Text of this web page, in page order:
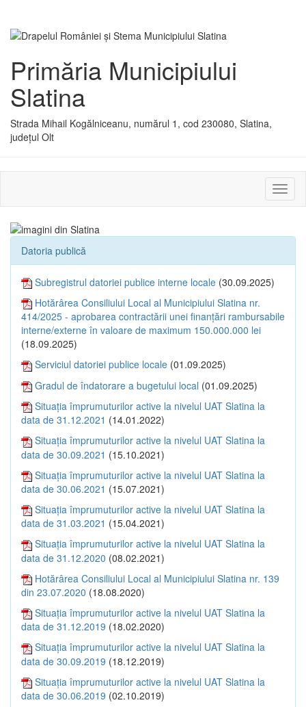
Primăria Municipiului
Slatina
Strada Mihail Kogălniceanu, numărul 1, cod 230080, Slatina,
județul Olt
sau
Datoria publică
Subregistrul datoriei publice interne locale (30.09.2025)
Hotărârea Consiliului Local al Municipiului Slatina nr.
414/2025 - aprobarea contractării unei finanțări rambursabile
interne/externe în valoare de maximum 150.000.000 lei
(18.09.2025)
Serviciul datoriei publice locale (01.09.2025)
Gradul de îndatorare a bugetului local (01.09.2025)
Situația împrumuturilor active la nivelul UAT Slatina la
data de 31.12.2021 (14.01.2022)
Situația împrumuturilor active la nivelul UAT Slatina la
data de 30.09.2021 (15.10.2021)
Situația împrumuturilor active la nivelul UAT Slatina la
data de 30.06.2021 (15.07.2021)
Situația împrumuturilor active la nivelul UAT Slatina la
data de 31.03.2021 (15.04.2021)
Situația împrumuturilor active la nivelul UAT Slatina la
data de 31.12.2020 (08.02.2021)
Hotărârea Consiliului Local al Municipiului Slatina nr. 139
din 23.07.2020 (18.08.2020)
Situația împrumuturilor active la nivelul UAT Slatina la
data de 31.12.2019 (18.02.2020)
Situația împrumuturilor active la nivelul UAT Slatina la
data de 30.09.2019 (18.12.2019)
Situația împrumuturilor active la nivelul UAT Slatina la
data de 30.06.2019 (02.10.2019)